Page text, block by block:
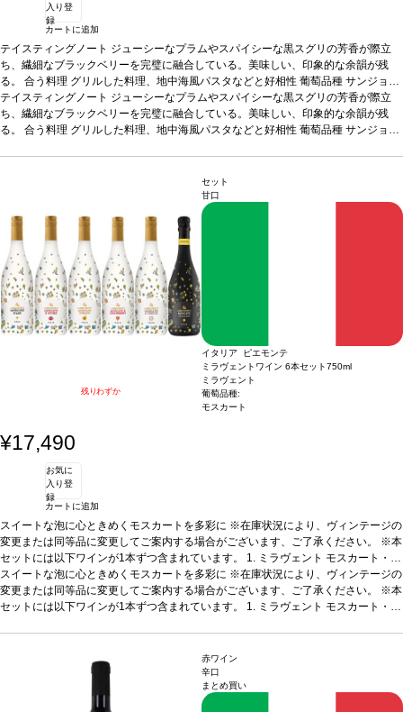
入り登
録
カートに追加
テイスティングノート ジューシーなプラムやスパイシーな黒スグリの芳香が際立
ち、繊細なブラックベリーを完璧に融合している。美味しい、印象的な余韻が残
る。 合う料理 グリルした料理、地中海風パスタなどと好相性 葡萄品種 サンジョヴ
ェーゼ 100%*本ヴィンテージが在庫切れの場合、在庫があり価格が同様の場合は
自動的に次のヴィンテージに変更されます、ご了承ください。
テイスティングノート ジューシーなプラムやスパイシーな黒スグリの芳香が際立
ち、繊細なブラックベリーを完璧に融合している。美味しい、印象的な余韻が残
る。 合う料理 グリルした料理、地中海風パスタなどと好相性 葡萄品種 サンジョヴ
残りわずか
セット
甘口
イタリア ピエモンテ
ミラヴェントワイン 6本セット750ml
ミラヴェント
葡萄品種:
モスカート
¥17,490
お気に
入り登
録
カートに追加
スイートな泡に心ときめくモスカートを多彩に ※在庫状況により、ヴィンテージの
変更または同等品に変更してご案内する場合がございます、ご了承ください。 ※本
セットには以下ワインが1本ずつ含まれています。
1. ミラヴェント モスカート・ダ
スティ (2024)イタリア、ピエモンテ / 白・微発泡 / 甘口テイスティングノート鮮
やかな麦わら色。モスカートのフローラルなノーズを示し、桃のフルーティーさが
広がる。口に含むと軽やかな甘い余韻を感じ、魅惑的な果実味が続く、親しみやす
鮮やかな麦わら色。モスカートのフローラルなノーズを示
し、ライチのフルーティーさが広がる。口に含むと素晴らしく滑らかで、エキゾチ
ックフルーツを含む、心地良い甘味に長い余韻が続く。
フルーツなどのデザートなどと好相性
葡萄品種
スイートな泡に心ときめくモスカートを多彩に ※在庫状況により、ヴィンテージの
変更または同等品に変更してご案内する場合がございます、ご了承ください。 ※本
セットには以下ワインが1本ずつ含まれています。
1. ミラヴェント モスカート・ダ
広がる。口に含むと軽やかな甘い余韻を感じ、魅惑的な果実味が続く、親しみやす
合う料理説明などと好相性 葡萄品種
2. ミラヴェント モスカート＆ライチ
イタリア、ピエモンテ / 白・微発泡 / 甘口
テイスティングノート鮮やかな麦わら色。モスカートのフローラルなノーズを示
赤ワイン
辛口
まとめ買い